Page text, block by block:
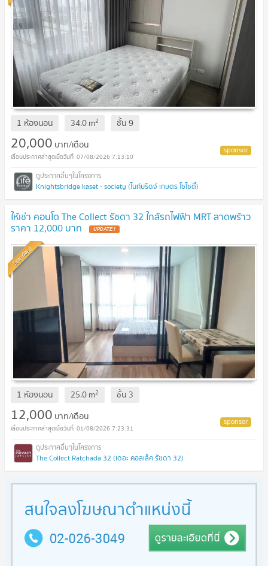
1 ห้องนอน 34.0m2 ชั้น9
20,000 บาท/เดือน
07/08/2026 7:13:10
Knightsbridge kaset - society (ไนท์บริดจ์ เกษตร โซไซตี้)
ให้เช่า คอนโด The Collect รัชดา 32 ใกล้รถไฟฟ้า MRT ลาดพร้าว
ราคา 12,000 บาท
Standard
1 ห้องนอน 25.0m2 ชั้น 3
12,000 บาท/เดือน
01/08/2026 7:23:31
The Collect Ratchada 32 (เดอะ คอลเล็ค รัชดา 32)